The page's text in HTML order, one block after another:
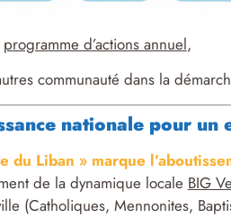
programme d’actions annuel,
communauté dans la
nationale pour un
du Liban » marque
de la dynamique locale BIG
(Catholiques, Mennonites,